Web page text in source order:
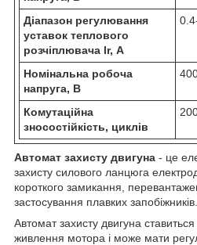
Діапазон регулювання
уставок теплового
розчіплювача Ir, А
Номінальна робоча
напруга, В
Комутаційна
зносостійкість, циклів
Автомат захисту двигуна - це
захисту силового ланцюга
короткого замикання,
застосування плавких запобіжників.
Автомат захисту двигуна
живлення мотора і може мати